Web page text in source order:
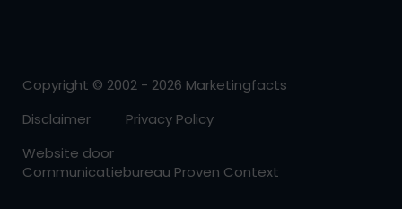
Copyright © 2002 - 2026 Marketingfacts
Disclaimer
Privacy Policy
Website door
Communicatiebureau Proven Context